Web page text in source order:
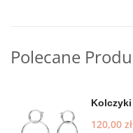
Polecane
120,00 zł